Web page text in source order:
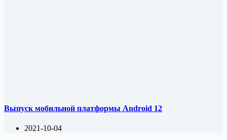
Выпуск мобильной платформы Android 12
2021-10-04